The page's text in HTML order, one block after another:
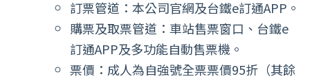
訂票管道：本公司官網及台鐵e訂通APP。
購票及取票管道：車站售票窗口、台鐵e
訂通APP及多功能自動售票機。
票價：成人為自強號全票票價95折（其餘